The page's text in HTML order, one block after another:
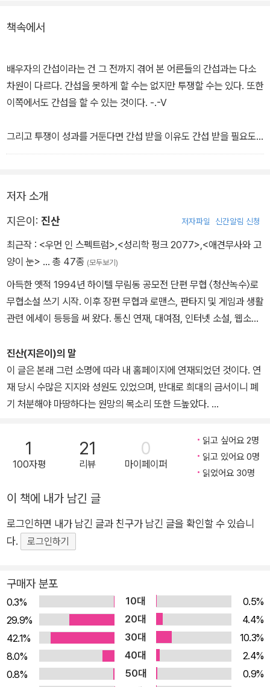
다. 시종일관 웃음이 끊이질 않는다. 저자의 글솜씨도 뛰어나지만, 중
던 것들을 너무도 당연하다는 듯이 능청스럽게 드러내 놓기 때문이
다. * 남성의 입장에서 본다면 재미있지 만은 않을 것 같은데, 의외로
진산마님에게는 남성 팬이 많다고 한다. 또한 삼돌이 남편 좌백도 이
가 고통받는 것이 아니라, 행복해 해야 한다고 말한다. :> * 저자는 동
책속에서
배우자의 간섭이라는 건 그 전까지 겪어 본 어른들의 간섭과는 다소
차원이 다르다. 간섭을 못하게 할 수는 없지만 투쟁할 수는 있다. 또한
이쪽에서도 간섭을 할 수 있는 것이다. -.-V
그리고 투쟁이 성과를 거둔다면 간섭 받을 이유도 간섭 받을 필요도
없는 궁극의 경지에 이를 수 있다! 바로 그것이 마님과 삼돌이의 경지
저자 소개
지은이: 진산 저자파일 신간알림 신청
최근작 : <우먼 인 스펙트럼>,<성리학 펑크 2077>,<애견무사와 고
양이 눈> … 총 47종 (모두보기)
아득한 옛적 1994년 하이텔 무림동 공모전 단편 무협 〈청산녹수〉로
무협소설 쓰기 시작. 이후 장편 무협과 로맨스, 판타지 및 게임과 생활
관련 에세이 등등을 써 왔다. 통신 연재, 대여점, 인터넷 소설, 웹소설
리. 다양한 장르를 써 왔기 때문에 정체가 모호할 수도 있으나 장르를
벗어난 글을 쓰는 것이 목적은 아니며 장르 규범이라는 틀 안에서 새
로운 이야기의 가능성을 찾는 걸 좋아한다. 이번 앤솔로지 역시 그런
마음으로 참여한 작업.
진산(지은이)의 말
이 글은 본래 그런 소명에 따라 내 홈페이지에 연재되었던 것이다. 연
재 당시 수많은 지지와 성원도 있었으며, 반대로 희대의 금서이니 폐
기 처분해야 마땅하다는 원망의 목소리 또한 드높았다.
이참에 글을 좀더 다듬고 살을 붙여 책으로 펴내게 되었는데, 이 책으
로 인하여 무수한 삼돌이들이 한숨지을 것을 생각하니 자못 애처로우
나, 삼천리 방방곡곡에 이른 아침마다 장작 패는 소리가 울려 퍼지는
는 바이다.
는 자만이 이 책을 펴들라.
1
100자평
21
리뷰
0
마이페이퍼
읽고 싶어요 2명
읽고 있어요 0명
읽었어요 30명
이 책에 내가 남긴 글
로그인하면 내가 남긴 글과 친구가 남긴 글을 확인할 수 있습니
다.
로그인하기
구매자 분포
0.3% 10대
0.5%
29.9%
20대
4.4%
42.1%
30대
10.3%
8.0%
40대
2.4%
0.8%
50대
0.9%